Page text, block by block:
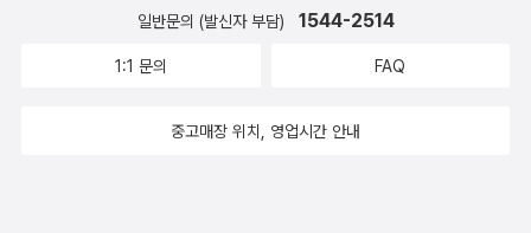
서도 채소 재배 농장에서 비슷한 일이 있었다. 보이지 않는 곳에서 저
임금 노동을 하고 있는 타국의 노동자들. 그들의 안전이 우리의 안전
할 수 있는 일이란 무엇일까. 안전에 대한 강박, 안전함에 대한 집착
너에 놓인 애트우드의 책을 들었다 놓는 걸 보는 순간, 아아, 우리가
쩌면 조카는 이 시기가 지나면 판타지를 멀리하게 될지도 모르지만,
만, 깎아내리지도 않는다. 그게 얼마나 연약한지 알기에 저자들의 필
나라에서는 《우주만화》, 《모든 우주만화》로 번역)를 평하는 글도 아
에 집 앞에 물건이 놓여있으니 신기하기는 했다. 하지만 실온보관, 냉
장, 냉동의 물품이 각각 따로 포장되다 보니 재활용 쓰레기가 만만치
메뉴 돌려막기가 한계에 도달해 마켓컬리를 기웃거려보았다. 아이들
평』. 1969년 출간 당시 미국 도서관들이 금서로 지정하고, 호주에서
는 금수 조치되어 펭귄북스가 밀매까지 단행했던 시대적 문제작(알라
들어가 땀을 뻘뻘 흘리는 그 장면이 정말 1도 야하지 않았다. ‘인간이
일반문의 (발신자 부담) 1544-2514
1:1 문의 FAQ
중고매장 위치, 영업시간 안내